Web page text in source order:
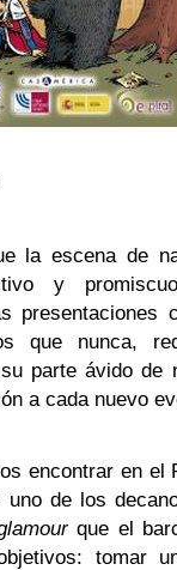
la escena de
y
presentaciones
que nunca,
parte ávido de
a cada nuevo
encontrar en
uno de los
que el
tomar